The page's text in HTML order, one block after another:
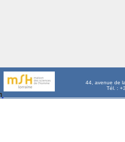
44, avenue de
Tél. :